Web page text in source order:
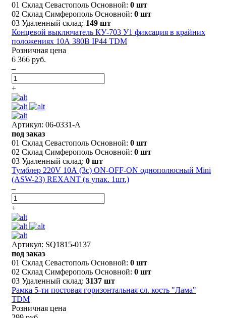
01 Склад Севастополь Основной: 0 шт
02 Склад Симферополь Основной: 0 шт
03 Удаленный склад: 149 шт
Концевой выключатель КУ-703 У1 фиксация в крайних
положениях 10А 380В IP44 TDM
Розничная цена
6 366 руб.
–
+
Артикул: 06-0331-A
под заказ
01 Склад Севастополь Основной: 0 шт
02 Склад Симферополь Основной: 0 шт
03 Удаленный склад: 0 шт
Тумблер 220V 10А (3c) ON-OFF-ON однополюсный Mini
(ASW-23) REXANT (в упак. 1шт.)
–
+
Артикул: SQ1815-0137
под заказ
01 Склад Севастополь Основной: 0 шт
02 Склад Симферополь Основной: 0 шт
03 Удаленный склад: 3137 шт
Рамка 5-ти постовая горизонтальная сл. кость "Лама"
TDM
Розничная цена